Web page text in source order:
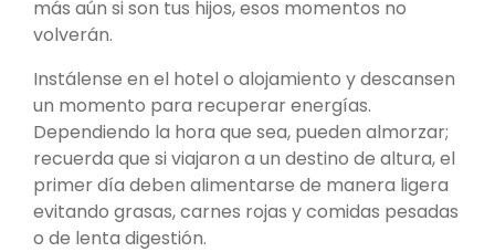
más aún si son tus hijos, esos momentos no
volverán.
Instálense en el hotel o alojamiento y descansen
un momento para recuperar energías.
Dependiendo la hora que sea, pueden almorzar;
recuerda que si viajaron a un destino de altura, el
primer día deben alimentarse de manera ligera
evitando grasas, carnes rojas y comidas pesadas
o de lenta digestión.